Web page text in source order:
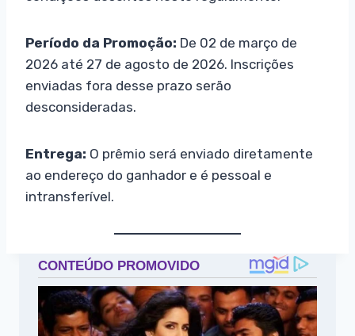
Período da Promoção: De 02 de março de
2026 até 27 de agosto de 2026. Inscrições
enviadas fora desse prazo serão
desconsideradas.
Entrega: O prêmio será enviado diretamente
ao endereço do ganhador e é pessoal e
intransferível.